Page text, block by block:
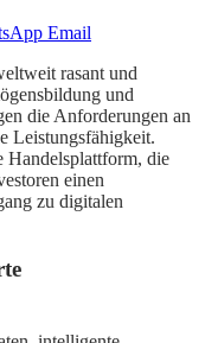
Email
rasant und
und
die Anforderungen an
Leistungsfähigkeit.
Handelsplattform, die
einen
zu digitalen